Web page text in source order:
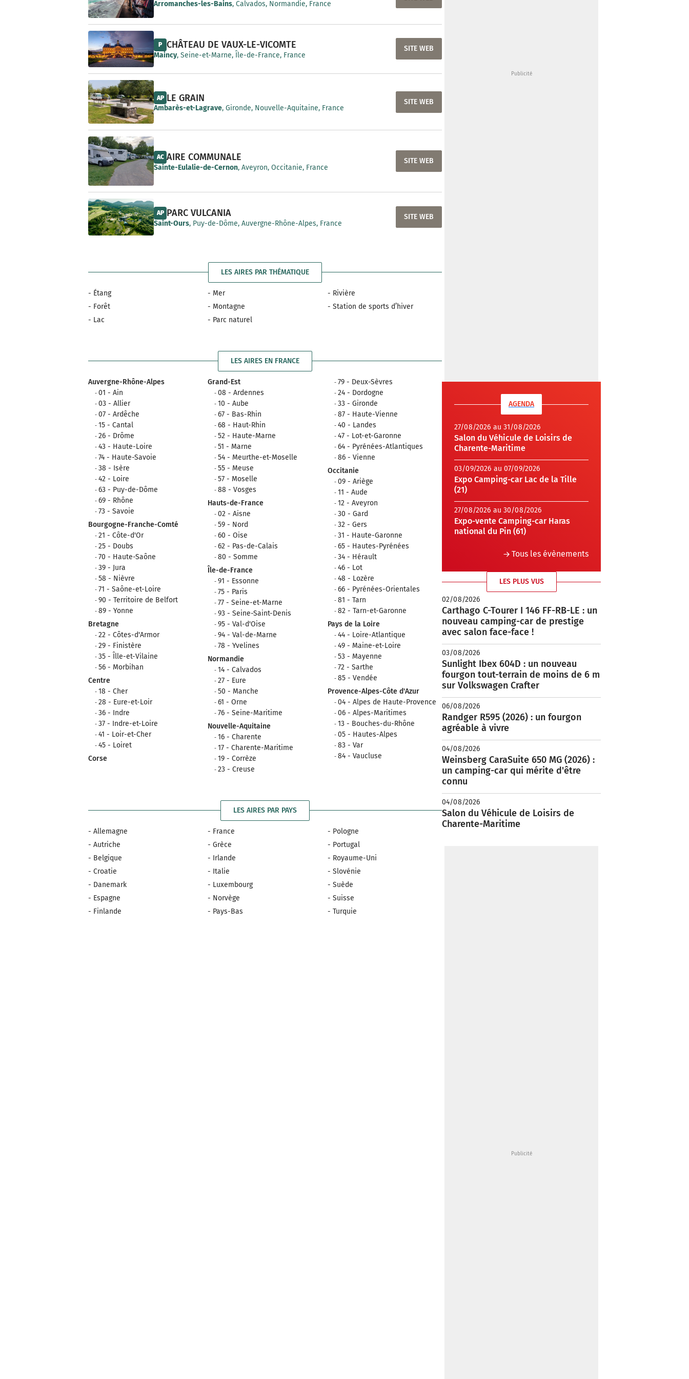
e
Arromanches-les-Bains, Calvados, Normandie, France
P CHÂTEAU DE VAUX-LE-VICOMTE
Maincy, Seine-et-Marne, Île-de-France, France
SITE WEB
AP LE GRAIN
Ambarès-et-Lagrave, Gironde, Nouvelle-Aquitaine, France
SITE WEB
AC AIRE COMMUNALE
Sainte-Eulalie-de-Cernon, Aveyron, Occitanie, France
SITE WEB
AP PARC VULCANIA
Saint-Ours, Puy-de-Dôme, Auvergne-Rhône-Alpes, France
SITE WEB
LES AIRES PAR THÉMATIQUE
- Étang
- Forêt
- Lac
- Mer
- Montagne
- Parc naturel
- Rivière
- Station de sports d’hiver
LES AIRES EN FRANCE
Auvergne-Rhône-Alpes
01 - Ain
03 - Allier
07 - Ardêche
15 - Cantal
26 - Drôme
43 - Haute-Loire
74 - Haute-Savoie
38 - Isère
42 - Loire
63 - Puy-de-Dôme
69 - Rhône
73 - Savoie
Bourgogne-Franche-Comté
21 - Côte-d'Or
25 - Doubs
70 - Haute-Saône
39 - Jura
58 - Nièvre
71 - Saône-et-Loire
90 - Territoire de Belfort
89 - Yonne
Bretagne
22 - Côtes-d'Armor
29 - Finistère
35 - Îlle-et-Vilaine
56 - Morbihan
Centre
18 - Cher
28 - Eure-et-Loir
36 - Indre
37 - Indre-et-Loire
41 - Loir-et-Cher
45 - Loiret
Corse
Grand-Est
08 - Ardennes
10 - Aube
67 - Bas-Rhin
68 - Haut-Rhin
52 - Haute-Marne
51 - Marne
54 - Meurthe-et-Moselle
55 - Meuse
57 - Moselle
88 - Vosges
Hauts-de-France
02 - Aisne
59 - Nord
60 - Oise
62 - Pas-de-Calais
80 - Somme
Île-de-France
91 - Essonne
75 - Paris
77 - Seine-et-Marne
93 - Seine-Saint-Denis
95 - Val-d'Oise
94 - Val-de-Marne
78 - Yvelines
Normandie
14 - Calvados
27 - Eure
50 - Manche
61 - Orne
76 - Seine-Maritime
Nouvelle-Aquitaine
16 - Charente
17 - Charente-Maritime
19 - Corrèze
23 - Creuse
79 - Deux-Sèvres
24 - Dordogne
33 - Gironde
87 - Haute-Vienne
40 - Landes
47 - Lot-et-Garonne
64 - Pyrénées-Atlantiques
86 - Vienne
Occitanie
09 - Ariège
11 - Aude
12 - Aveyron
30 - Gard
32 - Gers
31 - Haute-Garonne
65 - Hautes-Pyrénées
34 - Hérault
46 - Lot
48 - Lozère
66 - Pyrénées-Orientales
81 - Tarn
82 - Tarn-et-Garonne
Pays de la Loire
44 - Loire-Atlantique
49 - Maine-et-Loire
53 - Mayenne
72 - Sarthe
85 - Vendée
Provence-Alpes-Côte d'Azur
04 - Alpes de Haute-Provence
06 - Alpes-Maritimes
13 - Bouches-du-Rhône
05 - Hautes-Alpes
83 - Var
84 - Vaucluse
LES AIRES PAR PAYS
- Allemagne
- Autriche
- Belgique
- Croatie
- Danemark
- Espagne
- Finlande
- France
- Grèce
- Irlande
- Italie
- Luxembourg
- Norvège
- Pays-Bas
- Pologne
- Portugal
- Royaume-Uni
- Slovénie
- Suède
- Suisse
- Turquie
AGENDA
27/08/2026 au 31/08/2026
Salon du Véhicule de Loisirs de
Charente-Maritime
03/09/2026 au 07/09/2026
Expo Camping-car Lac de la Tille
(21)
27/08/2026 au 30/08/2026
Expo-vente Camping-car Haras
national du Pin (61)
Tous les évènements
LES PLUS VUS
02/08/2026
Carthago C-Tourer I 146 FF-RB-LE : un
nouveau camping-car de prestige
avec salon face-face !
03/08/2026
Sunlight Ibex 604D : un nouveau
fourgon tout-terrain de moins de 6 m
sur Volkswagen Crafter
06/08/2026
Randger R595 (2026) : un fourgon
agréable à vivre
04/08/2026
Weinsberg CaraSuite 650 MG (2026) :
un camping-car qui mérite d'être
connu
04/08/2026
Salon du Véhicule de Loisirs de
Charente-Maritime